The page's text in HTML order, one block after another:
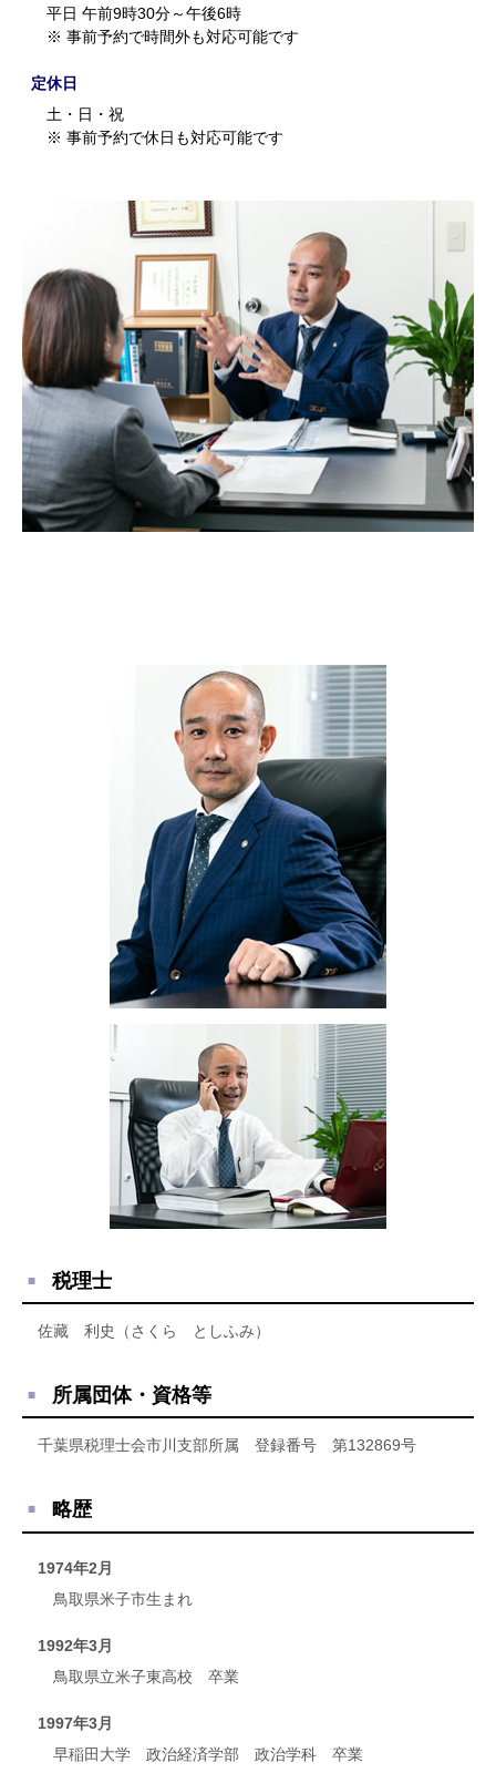
平日 午前9時30分～午後6時
※ 事前予約で時間外も対応可能です
定休日
土・日・祝
※ 事前予約で休日も対応可能です
税理士
佐藏 利史（さくら としふみ）
所属団体・資格等
千葉県税理士会市川支部所属 登録番号 第132869号
略歴
1974年2月
鳥取県米子市生まれ
1992年3月
鳥取県立米子東高校 卒業
1997年3月
早稲田大学 政治経済学部 政治学科 卒業